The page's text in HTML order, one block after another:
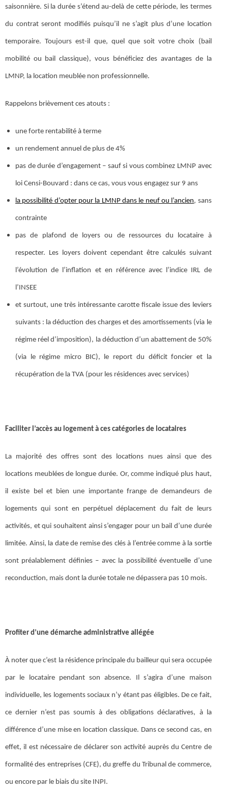
saisonnière. Si la durée s’étend au-delà de cette période, les termes
du contrat seront modifiés puisqu’il ne s’agit plus d’une location
temporaire. Toujours est-il que, quel que soit votre choix (bail
mobilité ou bail classique), vous bénéficiez des avantages de la
LMNP, la location meublée non professionnelle.
Rappelons brièvement ces atouts :
une forte rentabilité à terme
un rendement annuel de plus de 4%
pas de durée d’engagement – sauf si vous combinez LMNP avec
loi Censi-Bouvard : dans ce cas, vous vous engagez sur 9 ans
la possibilité d’opter pour la LMNP dans le neuf ou l’ancien, sans
contrainte
pas de plafond de loyers ou de ressources du locataire à
respecter. Les loyers doivent cependant être calculés suivant
l’évolution de l’inflation et en référence avec l’indice IRL de
l’INSEE
et surtout, une très intéressante carotte fiscale issue des leviers
suivants : la déduction des charges et des amortissements (via le
régime réel d’imposition), la déduction d’un abattement de 50%
(via le régime micro BIC), le report du déficit foncier et la
récupération de la TVA (pour les résidences avec services)
Faciliter l’accès au logement à ces catégories de locataires
La majorité des offres sont des locations nues ainsi que des
locations meublées de longue durée. Or, comme indiqué plus haut,
il existe bel et bien une importante frange de demandeurs de
logements qui sont en perpétuel déplacement du fait de leurs
activités, et qui souhaitent ainsi s’engager pour un bail d’une durée
limitée. Ainsi, la date de remise des clés à l’entrée comme à la sortie
sont préalablement définies – avec la possibilité éventuelle d’une
reconduction, mais dont la durée totale ne dépassera pas 10 mois.
Profiter d’une démarche administrative allégée
À noter que c’est la résidence principale du bailleur qui sera occupée
par le locataire pendant son absence. Il s’agira d’une maison
individuelle, les logements sociaux n’y étant pas éligibles. De ce fait,
ce dernier n’est pas soumis à des obligations déclaratives, à la
différence d’une mise en location classique. Dans ce second cas, en
effet, il est nécessaire de déclarer son activité auprès du Centre de
formalité des entreprises (CFE), du greffe du Tribunal de commerce,
ou encore par le biais du site INPI.